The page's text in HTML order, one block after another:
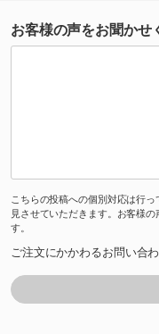
お客様の声をお聞かせ
こちらの投稿への個別対応は行
見させていただきます。お客様
す。
ご注文にかかわるお問い合